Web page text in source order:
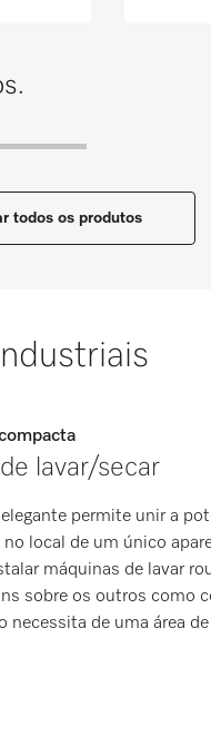
todos os produtos
lavar/secar
permite unir a
local de um único
máquinas de lavar
sobre os outros como
necessita de uma área